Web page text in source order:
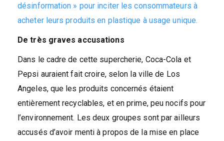
désinformation » pour inciter les consommateurs à
acheter leurs produits en plastique à usage unique.
De très graves accusations
Dans le cadre de cette supercherie, Coca-Cola et
Pepsi auraient fait croire, selon la ville de Los
Angeles, que les produits concernés étaient
entièrement recyclables, et en prime, peu nocifs pour
l’environnement. Les deux groupes sont par ailleurs
accusés d’avoir menti à propos de la mise en place